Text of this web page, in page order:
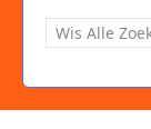
Wis Alle